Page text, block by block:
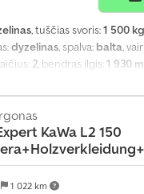
, tuščias svoris:1 500 kg
dyzelinas, spalva: balta,
2, bendras ilgis:1 930
stabilumo programa
sistema, oro
filtras, sėdynės
1 022 km
KaWa L2 150